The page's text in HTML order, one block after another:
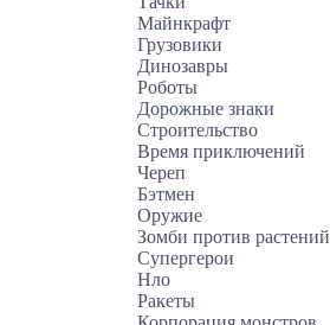
Майнкрафт
Грузовики
Динозавры
Роботы
Дорожные знаки
Строительство
Время приключений
Череп
Бэтмен
Оружие
Зомби против растений
Супергерои
Нло
Ракеты